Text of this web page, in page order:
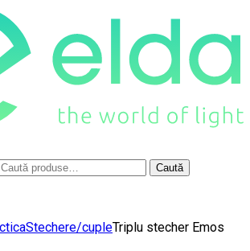
Caută
Stechere/cupleTriplu stecher Emos